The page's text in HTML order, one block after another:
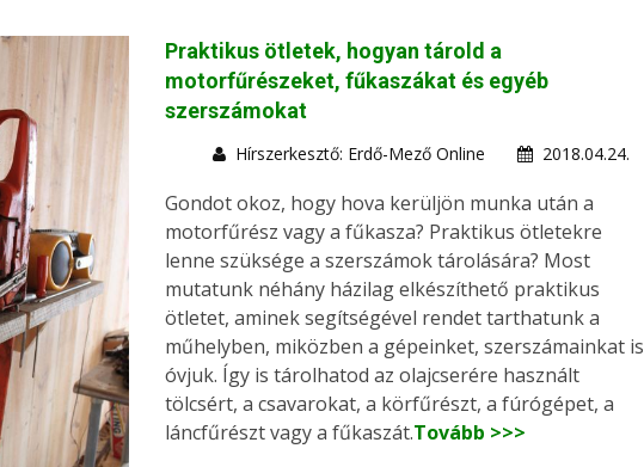
Praktikus ötletek, hogyan tárold a
motorfűrészeket, fűkaszákat és egyéb
szerszámokat
Hírszerkesztő: Erdő-Mező Online 2018.04.24.
Gondot okoz, hogy hova kerüljön munka után a
motorfűrész vagy a fűkasza? Praktikus ötletekre
lenne szüksége a szerszámok tárolására? Most
mutatunk néhány házilag elkészíthető praktikus
ötletet, aminek segítségével rendet tarthatunk a
műhelyben, miközben a gépeinket, szerszámainkat is
óvjuk. Így is tárolhatod az olajcserére használt
tölcsért, a csavarokat, a körfűrészt, a fúrógépet, a
láncfűrészt vagy a fűkaszát.Tovább >>>